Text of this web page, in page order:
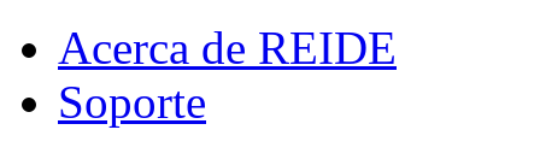
Acerca de REIDE
Soporte